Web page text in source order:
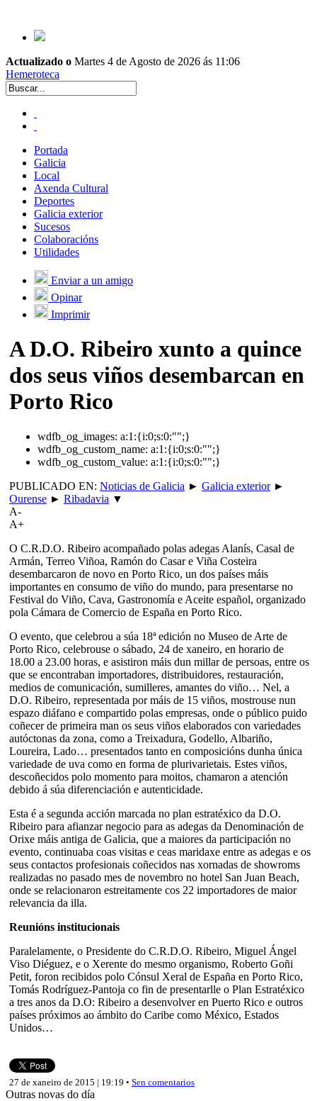
Actualizado o Martes 4 de Agosto de 2026 ás 11:06
Hemeroteca
Portada
Galicia
Local
Axenda Cultural
Deportes
Galicia exterior
Sucesos
Colaboracións
Utilidades
Enviar a un amigo
Opinar
Imprimir
A D.O. Ribeiro xunto a quince
dos seus viños desembarcan en
Porto Rico
wdfb_og_images: a:1:{i:0;s:0:"";}
wdfb_og_custom_name: a:1:{i:0;s:0:"";}
wdfb_og_custom_value: a:1:{i:0;s:0:"";}
PUBLICADO EN: Noticias de Galicia ► Galicia exterior►
Ourense ► Ribadavia ▼
A-
A+
O C.R.D.O. Ribeiro acompañado polas adegas Alanís, Casal de
Armán, Terreo Viñoa, Ramón do Casar e Viña Costeira
desembarcaron de novo en Porto Rico, un dos países máis
importantes en consumo de viño do mundo, para presentarse no
Festival do Viño, Cava, Gastronomía e Aceite español, organizado
pola Cámara de Comercio de España en Porto Rico.
O evento, que celebrou a súa 18ª edición no Museo de Arte de
Porto Rico, celebrouse o sábado, 24 de xaneiro, en horario de
18.00 a 23.00 horas, e asistiron máis dun millar de persoas, entre os
que se encontraban importadores, distribuidores, restauración,
medios de comunicación, sumilleres, amantes do viño… Nel, a
D.O. Ribeiro, representada por máis de 15 viños, mostrouse nun
espazo diáfano e compartido polas empresas, onde o público puido
coñecer de primeira man os seus viños elaborados con variedades
autóctonas da zona, como a Treixadura, Godello, Albariño,
Loureira, Lado… presentados tanto en composicións dunha única
variedade de uva como en forma de plurivarietais. Estes viños,
descoñecidos polo momento para moitos, chamaron a atención
debido á súa diferenciación e autenticidade.
Esta é a segunda acción marcada no plan estratéxico da D.O.
Ribeiro para afianzar negocio para as adegas da Denominación de
Orixe máis antiga de Galicia, que a maiores da participación no
evento, continuaba coas visitas e ceas maridaxe entre as adegas e os
seus contactos profesionais coñecidos nas xornadas de showroms
realizadas no pasado mes de novembro no hotel San Juan Beach,
onde se relacionaron estreitamente cos 22 importadores de maior
relevancia da illa.
Reunións institucionais
Paralelamente, o Presidente do C.R.D.O. Ribeiro, Miguel Ángel
Viso Diéguez, e o Xerente do mesmo organismo, Roberto Goñi
Petit, foron recibidos polo Cónsul Xeral de España en Porto Rico,
Tomás Rodríguez-Pantoja co fin de presentarlle o Plan Estratéxico
a tres anos da D.O: Ribeiro a desenvolver en Puerto Rico e outros
países próximos ao ámbito do Caribe como México, Estados
Unidos…
27 de xaneiro de 2015 | 19:19 • Sen comentarios
Outras novas do día